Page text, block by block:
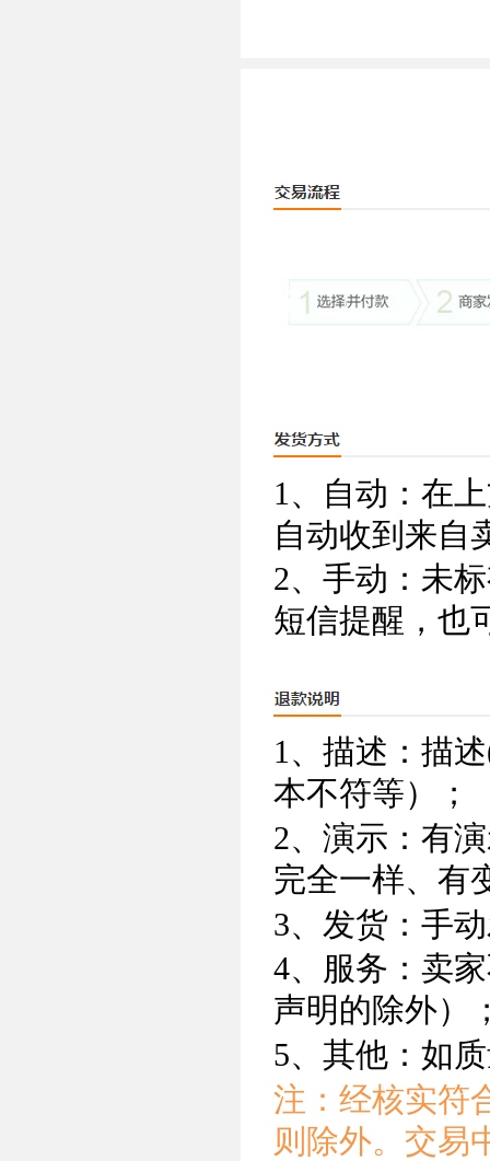
1、自动：在
自动收到来自
2、手动：未
短信提醒，也
1、描述：描
本不符等）；
2、演示：有
完全一样、有
3、发货：手
4、服务：卖
声明的除外）
5、其他：如
注：经核实符
则除外。交易